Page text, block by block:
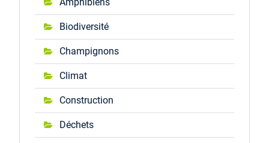
Biodiversité
Champignons
Climat
Construction
Déchets